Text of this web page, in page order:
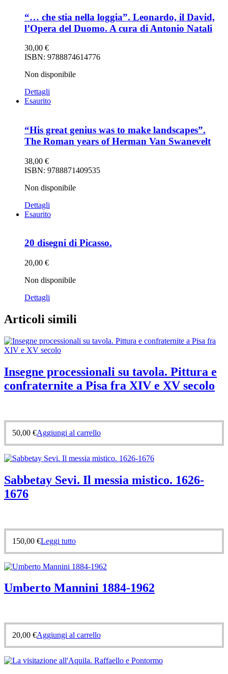
“… che stia nella loggia”. Leonardo, il David,
l’Opera del Duomo. A cura di Antonio Natali
30,00 €
ISBN: 9788874614776
Non disponibile
Dettagli
Esaurito
“His great genius was to make landscapes”.
The Roman years of Herman Van Swanevelt
38,00 €
ISBN: 9788871409535
Non disponibile
Dettagli
Esaurito
20 disegni di Picasso.
20,00 €
Non disponibile
Dettagli
Articoli simili
Insegne processionali su tavola. Pittura e
confraternite a Pisa fra XIV e XV secolo
50,00 €Aggiungi al carrello
Sabbetay Sevi. Il messia mistico. 1626-
1676
150,00 €Leggi tutto
Umberto Mannini 1884-1962
20,00 €Aggiungi al carrello